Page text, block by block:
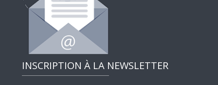
INSCRIPTION À LA NEWSLETTER